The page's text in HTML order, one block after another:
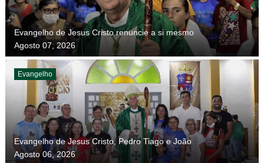
Evangelho de Jesus Cristo renuncie a si mesmo
Agosto 07, 2026
Evangelho
Evangelho de Jesus Cristo, Pedro Tiago e João
Agosto 06, 2026